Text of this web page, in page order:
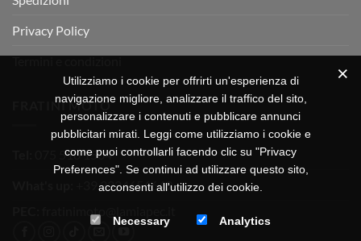
Privacy Policy
Termini e condizioni
FRATINI MOTO
075 518 1504
+39 3334656649
Utilizziamo i cookie per offrirti un'esperienza di
navigazione migliore, analizzare il traffico del sito,
personalizzare i contenuti e pubblicare annunci
pubblicitari mirati. Leggi come utilizziamo i cookie e
come puoi controllarli facendo clic su "Privacy
Preferences". Se continui ad utilizzare questo sito,
acconsenti all'utilizzo dei cookie.
Necessary Analytics